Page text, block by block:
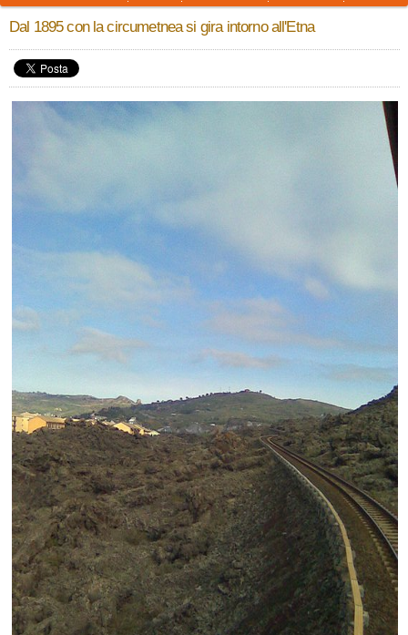
Dal 1895 con la circumetnea si gira intorno all'Etna